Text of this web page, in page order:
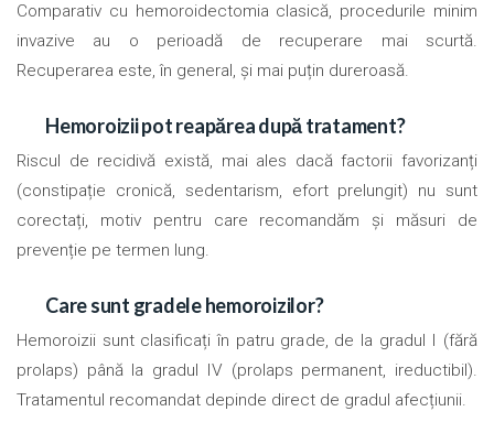
Comparativ cu hemoroidectomia clasică, procedurile minim
invazive au o perioadă de recuperare mai scurtă.
Recuperarea este, în general, și mai puțin dureroasă.
Hemoroizii pot reapărea după tratament?
Riscul de recidivă există, mai ales dacă factorii favorizanți
(constipație cronică, sedentarism, efort prelungit) nu sunt
corectați, motiv pentru care recomandăm și măsuri de
prevenție pe termen lung.
Care sunt gradele hemoroizilor?
Hemoroizii sunt clasificați în patru grade, de la gradul I (fără
prolaps) până la gradul IV (prolaps permanent, ireductibil).
Tratamentul recomandat depinde direct de gradul afecțiunii.